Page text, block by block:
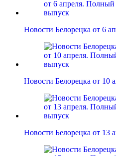
Новости Белорецка от 6
Новости Белорецка от 10
Новости Белорецка от 13